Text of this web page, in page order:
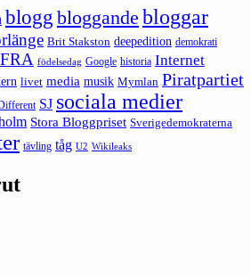
blogg bloggande bloggar
Brit Stakston deepedition demokrati
FRA födelsedag Google historia Internet
livet media musik Mymlan Piratpartiet
SJ sociala medier
Stora Bloggpriset Sverigedemokraterna
tävling tåg U2 Wikileaks